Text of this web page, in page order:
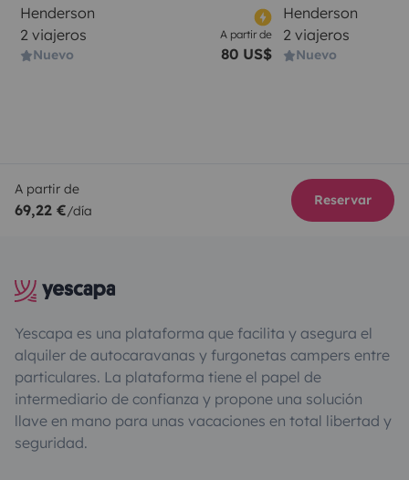
Henderson
2 viajeros
Nuevo
A partir de
80 US$
Henderson
2 viajeros
Nuevo
A partir de
69,22 €/día
Reservar
Yescapa es una plataforma que facilita y asegura el
alquiler de autocaravanas y furgonetas campers entre
particulares. La plataforma tiene el papel de
intermediario de confianza y propone una solución
llave en mano para unas vacaciones en total libertad y
seguridad.